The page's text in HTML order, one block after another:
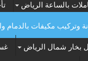
بالساعة الرياض
وتركيب مكيفات بالدمام
بخار شمال الرياض